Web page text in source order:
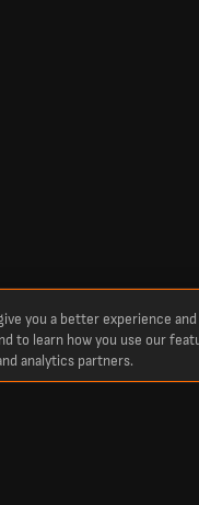
you a better experience
to learn how you use our
analytics partners.